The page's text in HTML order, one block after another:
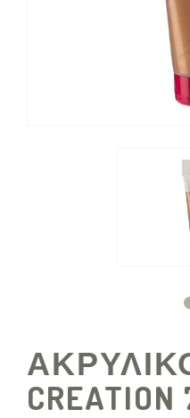
CREATION